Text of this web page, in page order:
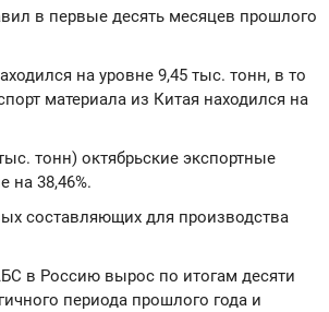
в первые десять месяцев прошлого
на уровне 9,45 тыс. тонн, в то
материала из Китая находился на
тонн) октябрьские экспортные
на 38,46%.
составляющих для производства
в Россию вырос по итогам десяти
периода прошлого года и